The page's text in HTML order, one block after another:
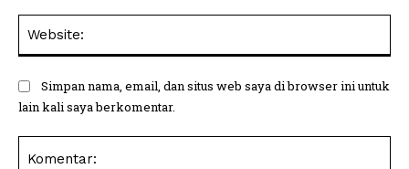
Simpan nama, email, dan situs web saya di browser ini untuk
lain kali saya berkomentar.